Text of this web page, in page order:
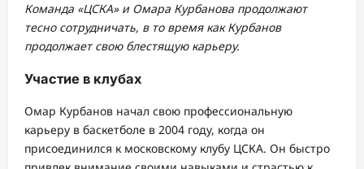
Команда «ЦСКА» и Омара Курбанова продолжают
тесно сотрудничать, в то время как Курбанов
продолжает свою блестящую карьеру.
Участие в клубах
Омар Курбанов начал свою профессиональную
карьеру в баскетболе в 2004 году, когда он
присоединился к московскому клубу ЦСКА. Он быстро